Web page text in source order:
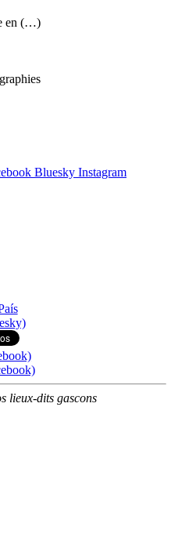
en (…)
lieux-dits gascons